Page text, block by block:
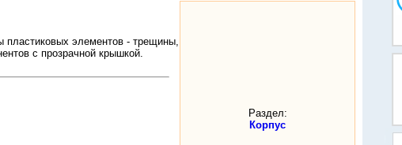
элементов - трещины,
с прозрачной крышкой.
Раздел:
Корпус